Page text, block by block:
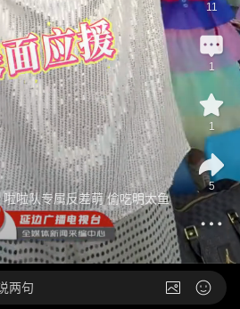
啦队专属反差萌 偷吃明太鱼
11
1
1
5
两句